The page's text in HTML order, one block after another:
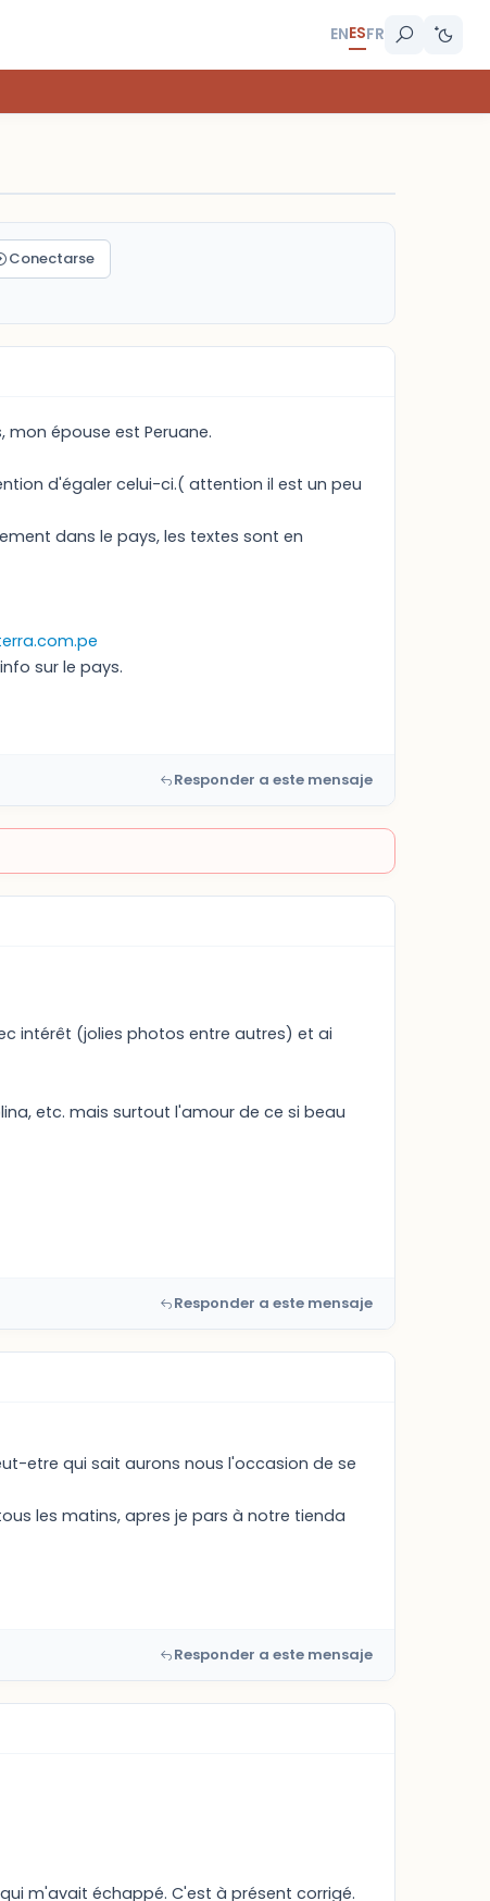
ENESFR
Conectarse
mon épouse est Peruane.
d'égaler celui-ci.( attention il est un peu
dans le pays, les textes sont en
sur le pays.
Responder a este mensaje
intérêt (jolies photos entre autres) et ai
etc. mais surtout l'amour de ce si beau
Responder a este mensaje
etre qui sait aurons nous l'occasion de se
les matins, apres je pars à notre tienda
Responder a este mensaje
m'avait échappé. C'est à présent corrigé.